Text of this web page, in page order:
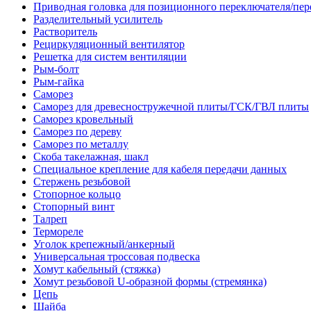
Приводная головка для позиционного переключателя/
Разделительный усилитель
Растворитель
Рециркуляционный вентилятор
Решетка для систем вентиляции
Рым-болт
Рым-гайка
Саморез
Саморез для древесностружечной плиты/ГСК/ГВЛ плиты
Саморез кровельный
Саморез по дереву
Саморез по металлу
Скоба такелажная, шакл
Специальное крепление для кабеля передачи данных
Стержень резьбовой
Стопорное кольцо
Стопорный винт
Талреп
Термореле
Уголок крепежный/анкерный
Универсальная троссовая подвеска
Хомут кабельный (стяжка)
Хомут резьбовой U-образной формы (стремянка)
Цепь
Шайба